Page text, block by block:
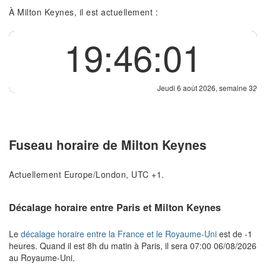
À Milton Keynes, il est actuellement :
19:46:01
Jeudi 6 août 2026, semaine 32
Fuseau horaire de Milton Keynes
Actuellement Europe/London, UTC +1.
Décalage horaire entre Paris et Milton Keynes
Le décalage horaire entre la France et le Royaume-Uni est de -1
heures. Quand il est 8h du matin à Paris, il sera 07:00 06/08/2026
au Royaume-Uni.